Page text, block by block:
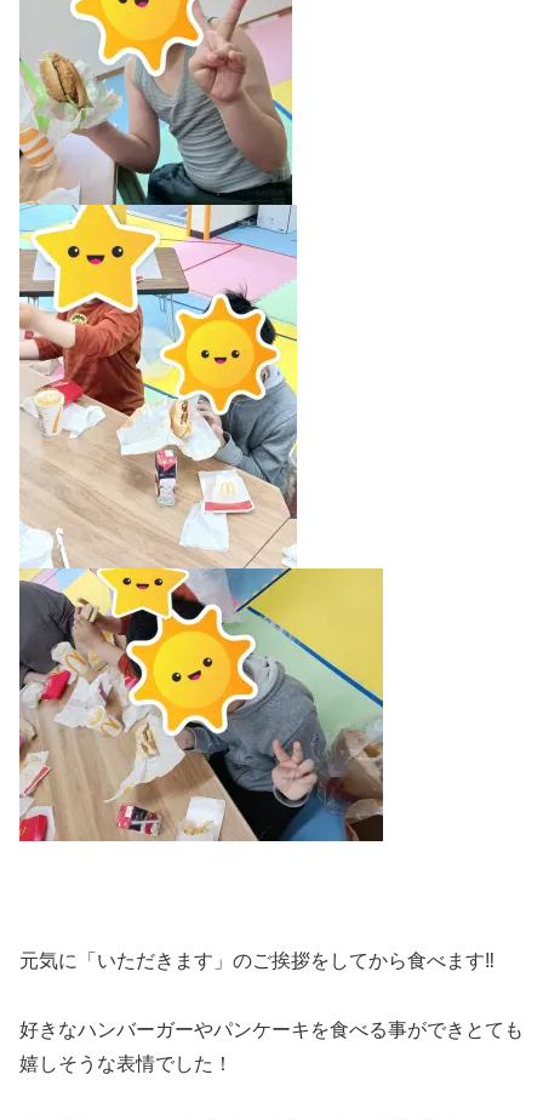
元気に「いただきます」のご挨拶をしてから食べます‼
好きなハンバーガーやパンケーキを食べる事ができとても
嬉しそうな表情でした！